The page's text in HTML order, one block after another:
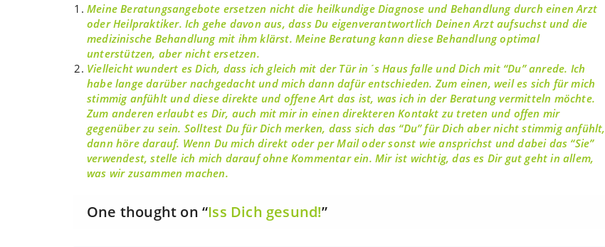
Meine Beratungsangebote ersetzen nicht die heilkundige Diagnose und Behandlung durch einen Arzt
oder Heilpraktiker. Ich gehe davon aus, dass Du eigenverantwortlich Deinen Arzt aufsuchst und die
medizinische Behandlung mit ihm klärst. Meine Beratung kann diese Behandlung optimal
unterstützen, aber nicht ersetzen.
Vielleicht wundert es Dich, dass ich gleich mit der Tür in´s Haus falle und Dich mit “Du” anrede. Ich
habe lange darüber nachgedacht und mich dann dafür entschieden. Zum einen, weil es sich für mich
stimmig anfühlt und diese direkte und offene Art das ist, was ich in der Beratung vermitteln möchte.
Zum anderen erlaubt es Dir, auch mit mir in einen direkteren Kontakt zu treten und offen mir
gegenüber zu sein. Solltest Du für Dich merken, dass sich das “Du” für Dich aber nicht stimmig anfühlt,
dann höre darauf. Wenn Du mich direkt oder per Mail oder sonst wie ansprichst und dabei das “Sie”
verwendest, stelle ich mich darauf ohne Kommentar ein. Mir ist wichtig, das es Dir gut geht in allem,
was wir zusammen machen.
One thought on “Iss Dich gesund!”